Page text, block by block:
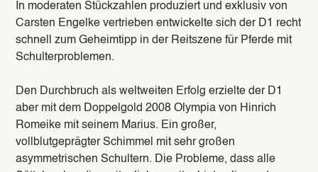
In moderaten Stückzahlen produziert und exklusiv von
Carsten Engelke vertrieben entwickelte sich der D1 recht
schnell zum Geheimtipp in der Reitszene für Pferde mit
Schulterproblemen.
Den Durchbruch als weltweiten Erfolg erzielte der D1
aber mit dem Doppelgold 2008 Olympia von Hinrich
Romeike mit seinem Marius. Ein großer,
vollblutgeprägter Schimmel mit sehr großen
asymmetrischen Schultern. Die Probleme, dass alle